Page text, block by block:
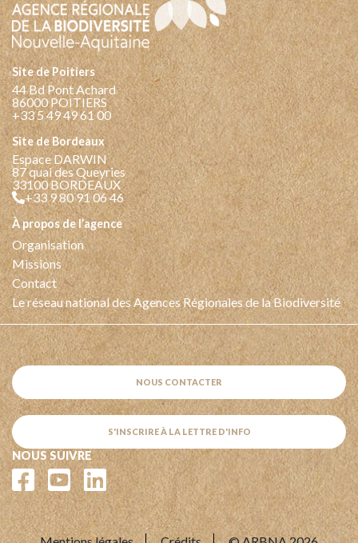
Site de Poitiers
44 Bd Pont Achard
86000 POITIERS
+33 5 49 49 61 00
Site de Bordeaux
Espace DARWIN
87 quai des Queyries
33100 BORDEAUX
+33 9 80 91 06 46
à propos de l’agence
Organisation
Missions
Contact
Le réseau national des Agences Régionales de la Biodiversité
NOUS CONTACTER
S'INSCRIRE À LA LETTRE D'INFO
NOUS SUIVRE